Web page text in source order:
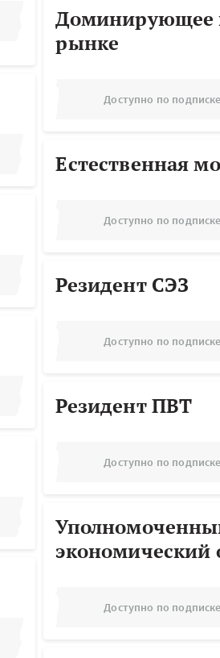
Доминирующее
рынке
Доступно по
Естественная
Доступно по
Резидент СЭЗ
Доступно по
Резидент ПВТ
Доступно по
экономический
Доступно по